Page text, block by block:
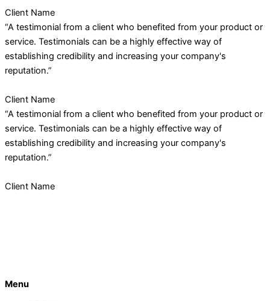
Client Name
“A testimonial from a client who benefited from your product or
service. Testimonials can be a highly effective way of
establishing credibility and increasing your company's
reputation.”
Client Name
“A testimonial from a client who benefited from your product or
service. Testimonials can be a highly effective way of
establishing credibility and increasing your company's
reputation.”
Client Name
Menu